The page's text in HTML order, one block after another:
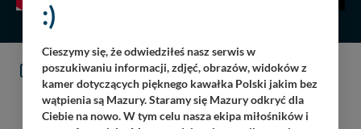
KOMENTARZE (0)
DODAJ KOMENTARZ
:)
Cieszymy się, że odwiedziłeś nasz serwis w
poszukiwaniu informacji, zdjęć, obrazów, widoków z
kamer dotyczących pięknego kawałka Polski jakim bez
wątpienia są Mazury. Staramy się Mazury odkryć dla
Ciebie na nowo. W tym celu nasza ekipa miłośników i